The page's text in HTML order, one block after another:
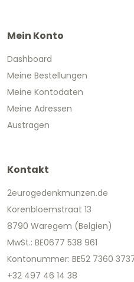
Mein Konto
Dashboard
Meine Bestellungen
Meine Kontodaten
Meine Adressen
Austragen
Kontakt
2eurogedenkmunzen.de
Korenbloemstraat 13
8790 Waregem (Belgien)
MwSt.: BE0677 538 961
Kontonummer: BE52 7360
+32 497 46 14 38